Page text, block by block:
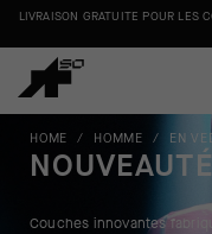
LIVRAISON GRATUITE POUR LES
HOME / HOMME / EN
Couches innovantes